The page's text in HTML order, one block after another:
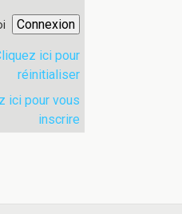
ici pour
réinitialiser
ici pour vous
inscrire